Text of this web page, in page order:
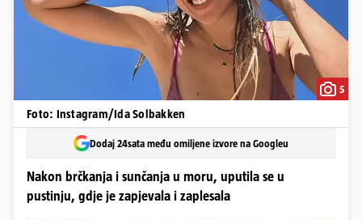
5
Foto: Instagram/Ida Solbakken
Dodaj 24sata među omiljene izvore na Googleu
Nakon brčkanja i sunčanja u moru, uputila se u
pustinju, gdje je zapjevala i zaplesala